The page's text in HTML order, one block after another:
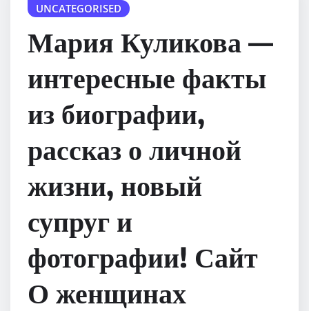
UNCATEGORISED
Мария Куликова —
интересные факты
из биографии,
рассказ о личной
жизни, новый
супруг и
фотографии! Сайт
О женщинах